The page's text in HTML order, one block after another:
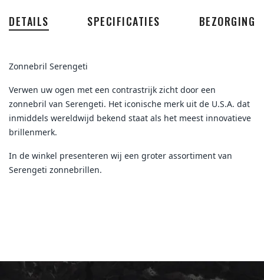
DETAILS SPECIFICATIES BEZORGING
Zonnebril Serengeti
Verwen uw ogen met een contrastrijk zicht door een
zonnebril van Serengeti. Het iconische merk uit de U.S.A. dat
inmiddels wereldwijd bekend staat als het meest innovatieve
brillenmerk.
In de winkel presenteren wij een groter assortiment van
Serengeti zonnebrillen.